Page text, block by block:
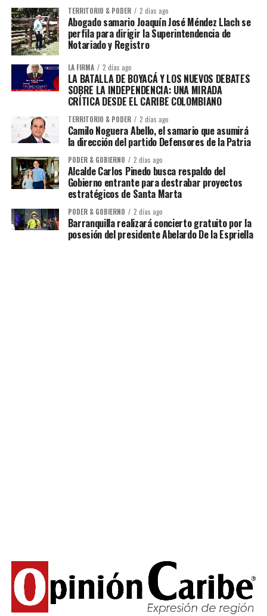
TERRITORIO & PODER 2 días ago
Abogado samario Joaquín José Méndez Llach se
perfila para dirigir la Superintendencia de
Notariado y Registro
LA FIRMA 2 días ago
LA BATALLA DE BOYACÁ Y LOS NUEVOS DEBATES
SOBRE LA INDEPENDENCIA: UNA MIRADA
CRÍTICA DESDE EL CARIBE COLOMBIANO
TERRITORIO & PODER 2 días ago
Camilo Noguera Abello, el samario que asumirá
la dirección del partido Defensores de la Patria
PODER & GOBIERNO 2 días ago
Alcalde Carlos Pinedo busca respaldo del
Gobierno entrante para destrabar proyectos
estratégicos de Santa Marta
PODER & GOBIERNO 2 días ago
Barranquilla realizará concierto gratuito por la
posesión del presidente Abelardo De la Espriella